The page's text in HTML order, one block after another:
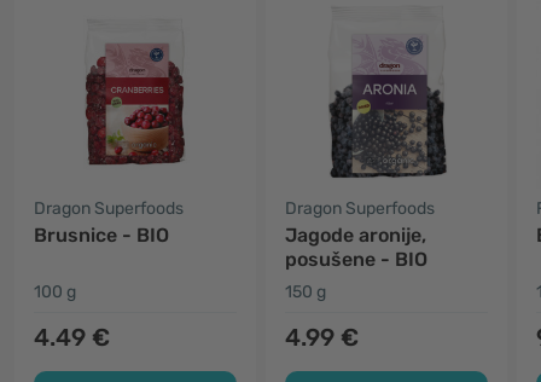
Dragon Superfoods
Brusnice - BIO
100 g
4.49 €
Dragon Superfoods
Jagode aronije,
posušene - BIO
150 g
4.99 €